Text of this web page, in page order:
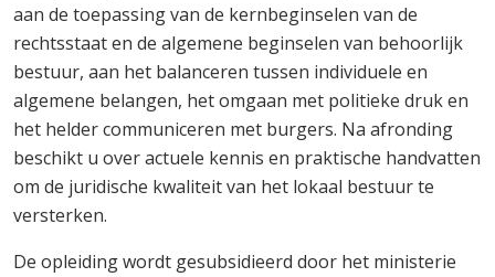
aan de toepassing van de kernbeginselen van de
rechtsstaat en de algemene beginselen van behoorlijk
bestuur, aan het balanceren tussen individuele en
algemene belangen, het omgaan met politieke druk en
het helder communiceren met burgers. Na afronding
beschikt u over actuele kennis en praktische handvatten
om de juridische kwaliteit van het lokaal bestuur te
versterken.
De opleiding wordt gesubsidieerd door het ministerie